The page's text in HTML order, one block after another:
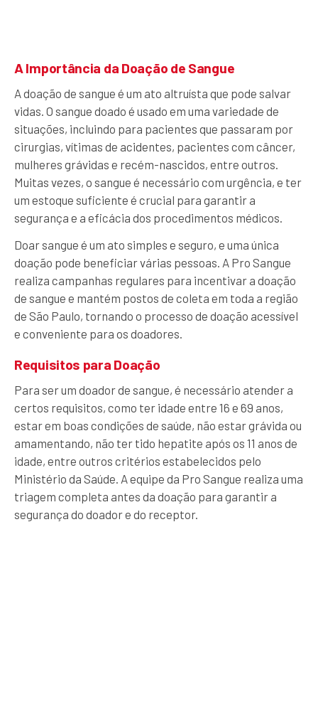
A Importância da Doação de Sangue
A doação de sangue é um ato altruísta que pode salvar
vidas. O sangue doado é usado em uma variedade de
situações, incluindo para pacientes que passaram por
cirurgias, vítimas de acidentes, pacientes com câncer,
mulheres grávidas e recém-nascidos, entre outros.
Muitas vezes, o sangue é necessário com urgência, e ter
um estoque suficiente é crucial para garantir a
segurança e a eficácia dos procedimentos médicos.
Doar sangue é um ato simples e seguro, e uma única
doação pode beneficiar várias pessoas. A Pro Sangue
realiza campanhas regulares para incentivar a doação
de sangue e mantém postos de coleta em toda a região
de São Paulo, tornando o processo de doação acessível
e conveniente para os doadores.
Requisitos para Doação
Para ser um doador de sangue, é necessário atender a
certos requisitos, como ter idade entre 16 e 69 anos,
estar em boas condições de saúde, não estar grávida ou
amamentando, não ter tido hepatite após os 11 anos de
idade, entre outros critérios estabelecidos pelo
Ministério da Saúde. A equipe da Pro Sangue realiza uma
triagem completa antes da doação para garantir a
segurança do doador e do receptor.